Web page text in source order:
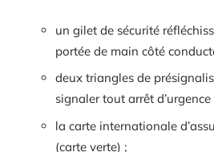
un gilet de sécurité
portée de main côté
deux triangles de
signaler tout arrêt d’urgence
la carte internationale
(carte verte) ;